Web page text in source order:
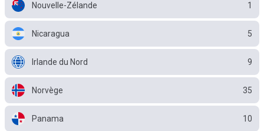
Nouvelle-Zélande 1
Nicaragua 5
Irlande du Nord 9
Norvège 35
Panama 10